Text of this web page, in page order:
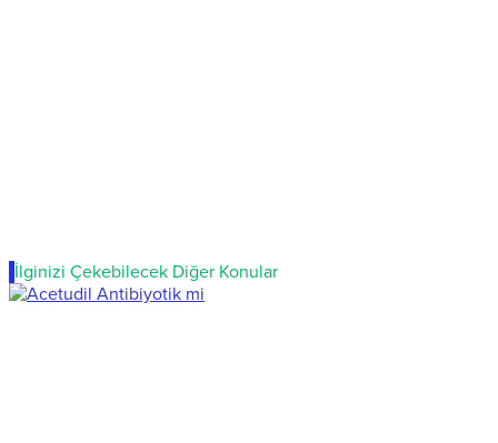
İlginizi Çekebilecek Diğer Konular